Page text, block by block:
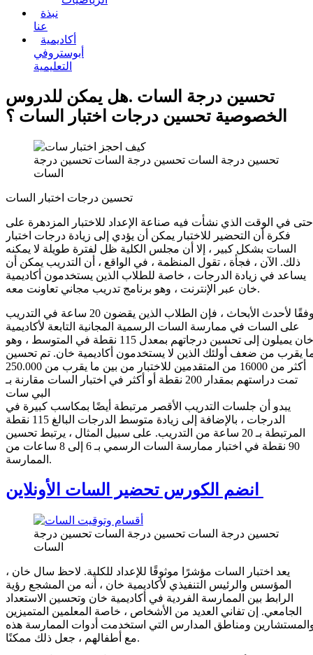
نبذة
عنا
أكاديمية
أبوستروفي
التعليمية
تحسين درجة السات .هل يمكن للدروس
الخصوصية تحسين درجات اختبار السات ؟
تحسين درجة السات تحسين درجة السات تحسين درجة
السات
حتى في الوقت الذي نشأت فيه صناعة الإعداد للاختبار المزدهرة على
فكرة أن التحضير للاختبار يمكن أن يؤدي إلى زيادة درجات اختبار
السات بشكل كبير ، إلا أن مجلس الكلية ظل لفترة طويلة لا يمكنه
ذلك. الآن ، فجأة ، تقول المنظمة ، في الواقع ، أن التدريب يمكن أن
يساعد في زيادة الدرجات ، خاصة للطلاب الذين يستخدمون أكاديمية
خان عبر الإنترنت ، وهو برنامج تدريب مجاني تعاونت معه.
وفقًا لأحدث الأبحاث ، فإن الطلاب الذين يقضون 20 ساعة في التدريب
على السات في ممارسة السات الرسمية المجانية التابعة لأكاديمية
خان يميلون إلى تحسين درجاتهم بمعدل 115 نقطة في المتوسط ​​، وهو
يقرب من ضعف أولئك الذين لا يستخدمون أكاديمية خان. تم تحسين
أكثر من 16000 من المتقدمين للاختبار من بين ما يقرب من 250.000
تمت دراستهم بمقدار 200 نقطة أو أكثر في اختبار السات مقارنة بـ
يبدو أن جلسات التدريب الأقصر مرتبطة أيضًا بمكاسب كبيرة في
الدرجات ، بالإضافة إلى زيادة متوسط ​​الدرجات البالغ 115 نقطة
المرتبطة بـ 20 ساعة من التدريب. على سبيل المثال ، يرتبط تحسين
90 نقطة في اختبار ممارسة السات الرسمي بـ 6 إلى 8 ساعات من
الممارسة.
تحسين درجة السات تحسين درجة السات تحسين درجة
السات
يعد اختبار السات مؤشرًا موثوقًا للإعداد للكلية. لاحظ سال خان ،
المؤسس والرئيس التنفيذي لأكاديمية خان ، أنه من المشجع رؤية
الرابط بين الممارسة الفردية في أكاديمية خان وتحسين الاستعداد
الجامعي. إن تفاني العديد من الأشخاص ، خاصة المعلمين المتميزين
ومناطق المدارس التي استخدمت أدوات الممارسة هذه
مع أطفالهم ، جعل ذلك ممكنًا.